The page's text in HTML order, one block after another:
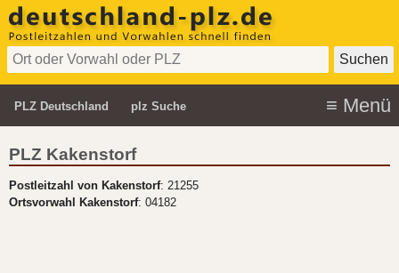
PLZ Deutschland plz Suche
PLZ Kakenstorf
Postleitzahl von Kakenstorf: 21255
Ortsvorwahl Kakenstorf: 04182